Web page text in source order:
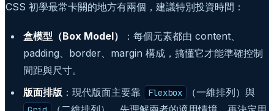
CSS 初學最常卡關的地方有兩個，建議特別投資時間：
盒模型（Box Model）
：每個元素都由 content、
padding、border、margin 構成，搞懂它才能準確控制
間距與尺寸。
版面排版 ：現代版面主要靠 Flexbox （一維排列）與